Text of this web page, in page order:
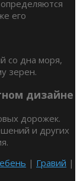
его
со дна моря,
зерен.
дизайне
дорожек.
и других
| Гравий |